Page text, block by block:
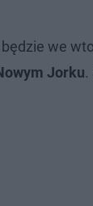
będzie we
Jorku.